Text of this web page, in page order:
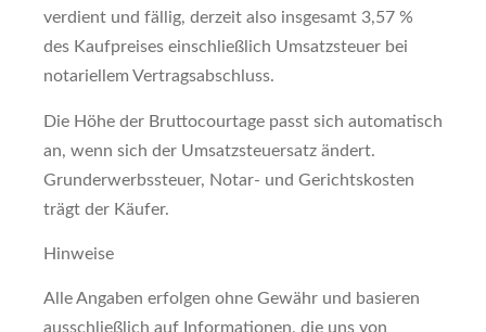
verdient und fällig, derzeit also insgesamt 3,57 %
des Kaufpreises einschließlich Umsatzsteuer bei
notariellem Vertragsabschluss.
Die Höhe der Bruttocourtage passt sich automatisch
an, wenn sich der Umsatzsteuersatz ändert.
Grunderwerbssteuer, Notar- und Gerichtskosten
trägt der Käufer.
Hinweise
Alle Angaben erfolgen ohne Gewähr und basieren
ausschließlich auf Informationen, die uns von